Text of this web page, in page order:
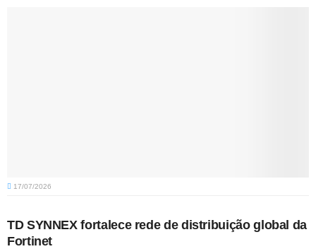
17/07/2026
TD SYNNEX fortalece rede de distribuição global da
Fortinet